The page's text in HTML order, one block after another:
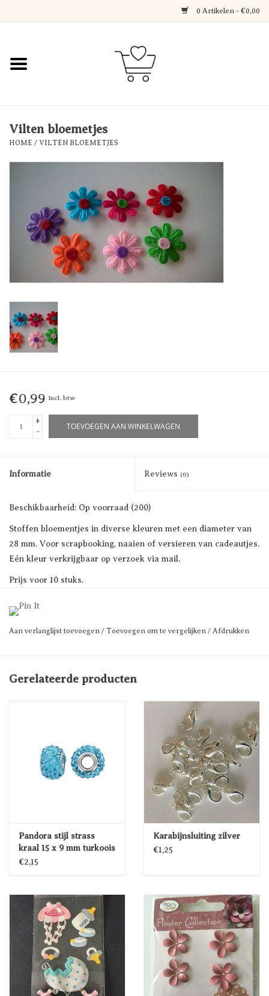
0 Artikelen - €0,00
Home
Decoratie
Over Axelle & Din Hobby
Vilten bloemetjes
HOME / VILTEN BLOEMETJES
€0,99 Incl. btw
+
-
TOEVOEGEN AAN WINKELWAGEN
Informatie Reviews (0)
Beschikbaarheid: Op voorraad (200)
Stoffen bloementjes in diverse kleuren met een diameter van
28 mm. Voor scrapbooking, naaien of versieren van cadeautjes.
Eén kleur verkrijgbaar op verzoek via mail.
Prijs voor 10 stuks.
Aan verlanglijst toevoegen / Toevoegen om te vergelijken / Afdrukken
Gerelateerde producten
Pandora stijl strass
kraal 15 x 9 mm turkoois
€2,15
Karabijnsluiting zilver
€1,25